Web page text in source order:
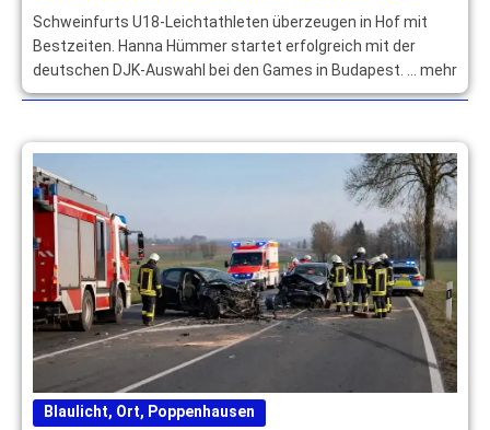
Schweinfurts U18-Leichtathleten überzeugen in Hof mit
Bestzeiten. Hanna Hümmer startet erfolgreich mit der
deutschen DJK-Auswahl bei den Games in Budapest. … mehr
Blaulicht, Ort, Poppenhausen